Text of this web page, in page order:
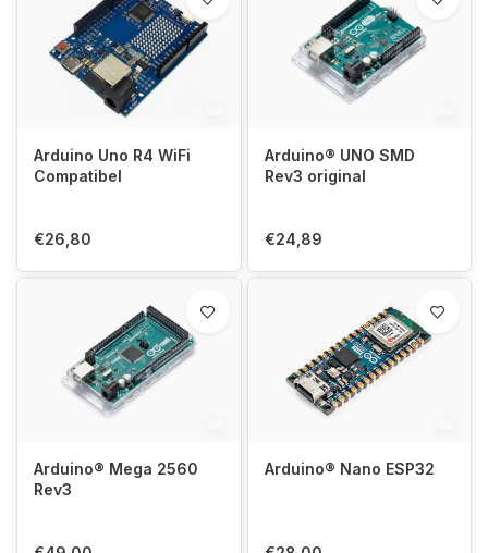
Arduino Uno R4 WiFi
Compatibel
€26,80
Arduino® UNO SMD
Rev3 original
€24,89
Arduino® Mega 2560
Rev3
Arduino® Nano ESP32